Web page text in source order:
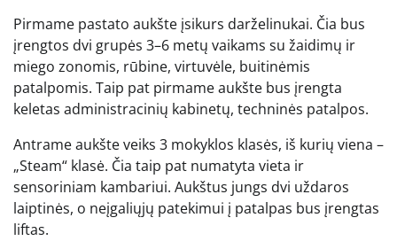
Pirmame pastato aukšte įsikurs darželinukai. Čia bus
įrengtos dvi grupės 3–6 metų vaikams su žaidimų ir
miego zonomis, rūbine, virtuvėle, buitinėmis
patalpomis. Taip pat pirmame aukšte bus įrengta
keletas administracinių kabinetų, techninės patalpos.
Antrame aukšte veiks 3 mokyklos klasės, iš kurių viena –
„Steam“ klasė. Čia taip pat numatyta vieta ir
sensoriniam kambariui. Aukštus jungs dvi uždaros
laiptinės, o neįgaliųjų patekimui į patalpas bus įrengtas
liftas.